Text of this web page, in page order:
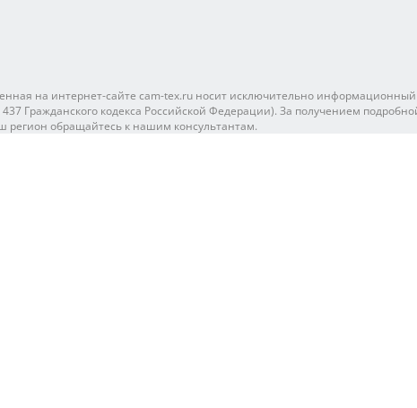
на интернет-сайте cam-tex.ru носит исключительно информационный
Гражданского кодекса Российской Федерации). За получением
регион обращайтесь к нашим консультантам.